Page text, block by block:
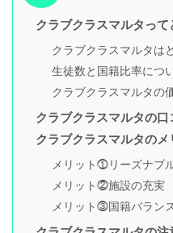
クラブクラスマルタって
クラブクラスマルタは
生徒数と国籍比率につ
クラブクラスマルタの
クラブクラスマルタの口
クラブクラスマルタのメ
メリット⓵リーズナブ
メリット⓶施設の充実
メリット⓷国籍バラン